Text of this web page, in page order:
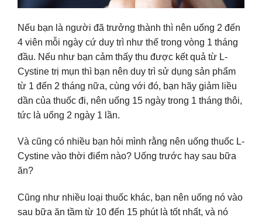
Nếu bạn là người đã trưởng thành thì nên uống 2 đến
4 viên mỗi ngày cứ duy trì như thế trong vòng 1 tháng
đầu. Nếu như bạn cảm thấy thu được kết quả từ L-
Cystine trị mụn thì bạn nên duy trì sử dụng sản phẩm
từ 1 đến 2 tháng nữa, cùng với đó, bạn hãy giảm liều
dần của thuốc đi, nên uống 15 ngày trong 1 tháng thôi,
tức là uống 2 ngày 1 lần.
Và cũng có nhiều bạn hỏi mình rằng nên uống thuốc L-
Cystine vào thời điểm nào? Uống trước hay sau bữa
ăn?
Cũng như nhiều loại thuốc khác, bạn nên uống nó vào
sau bữa ăn tầm từ 10 đến 15 phút là tốt nhất, và nó